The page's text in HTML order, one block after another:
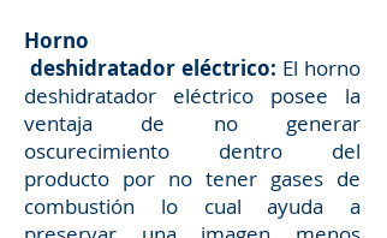
Horno
deshidratador eléctrico: El horno
deshidratador eléctrico posee la
ventaja de no generar
oscurecimiento dentro del
producto por no tener gases de
combustión lo cual ayuda a